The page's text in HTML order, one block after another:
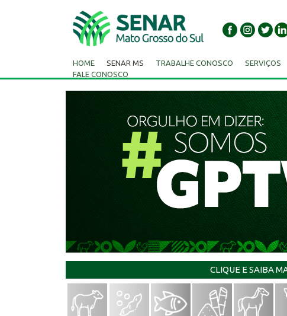
HOME SENAR MS TRABALHE CONOSCO SERVIÇOS
FALE CONOSCO
CLIQUE E SAIBA